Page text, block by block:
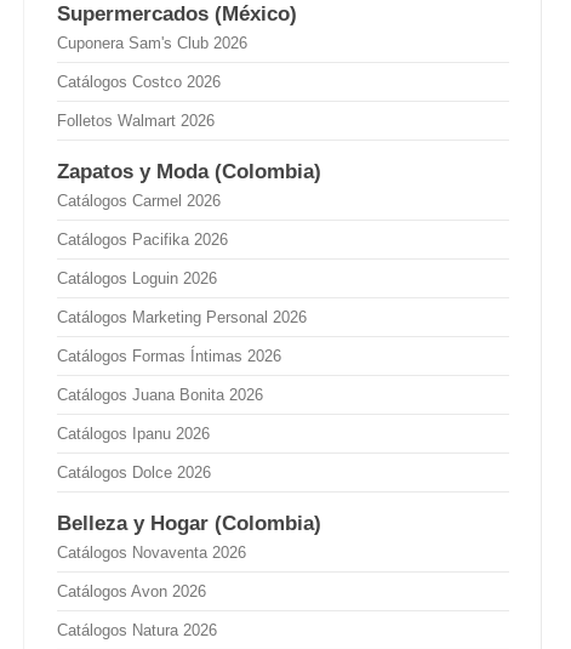
Supermercados (México)
Cuponera Sam's Club 2026
Catálogos Costco 2026
Folletos Walmart 2026
Zapatos y Moda (Colombia)
Catálogos Carmel 2026
Catálogos Pacifika 2026
Catálogos Loguin 2026
Catálogos Marketing Personal 2026
Catálogos Formas Íntimas 2026
Catálogos Juana Bonita 2026
Catálogos Ipanu 2026
Catálogos Dolce 2026
Belleza y Hogar (Colombia)
Catálogos Novaventa 2026
Catálogos Avon 2026
Catálogos Natura 2026